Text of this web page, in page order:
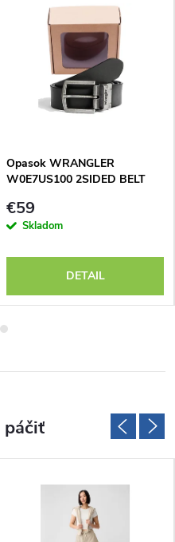
Opasok WRANGLER
W0E7US100 2SIDED BELT
€59
Skladom
DETAIL